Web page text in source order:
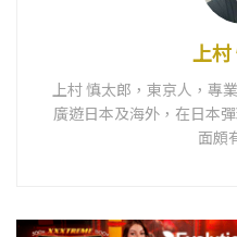
上村
上村 慎太郎，東京人，專
廣遊日本及海外，在日本
面頗